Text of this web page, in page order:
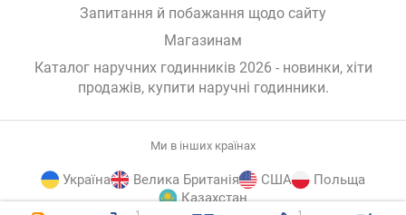
Запитання й побажання щодо сайту
Магазинам
Каталог наручних годинників 2026 - новинки, хіти
продажів, купити наручні годинники.
Ми в інших країнах
Україна Велика Британія США
Польща
Казахстан